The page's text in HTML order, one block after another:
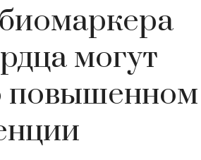
могут
повышенном